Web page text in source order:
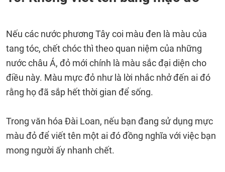
Nếu các nước phương Tây coi màu đen là màu của
tang tóc, chết chóc thì theo quan niệm của những
nước châu Á, đỏ mới chính là màu sắc đại diện cho
điều này. Màu mực đỏ như là lời nhắc nhở đến ai đó
rằng họ đã sắp hết thời gian để sống.
Trong văn hóa Đài Loan, nếu bạn đang sử dụng mực
màu đỏ để viết tên một ai đó đồng nghĩa với việc bạn
mong người ấy nhanh chết.